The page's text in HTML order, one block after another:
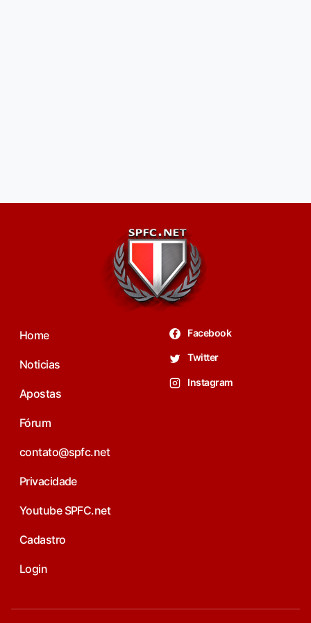
Home
Noticias
Apostas
Fórum
contato@spfc.net
Privacidade
Youtube SPFC.net
Cadastro
Login
Facebook
Twitter
Instagram